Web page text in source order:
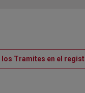
Tramites en el